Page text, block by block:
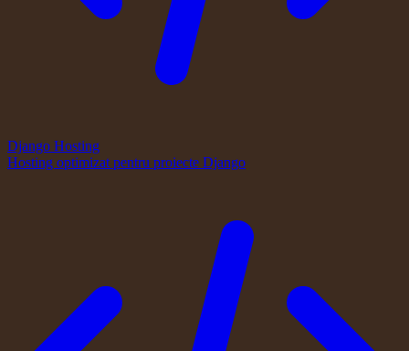
Django Hosting
Hosting optimizat pentru proiecte Django